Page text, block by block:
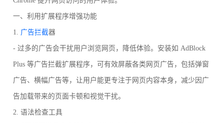
一、利用扩展程序增强功能
1. 广告拦截器
- 过多的广告会干扰用户浏览网页，降低体验。安装如 AdBlock
Plus 等广告拦截扩展程序，可有效屏蔽各类网页广告，包括弹窗
广告、横幅广告等，让用户能更专注于网页内容本身，减少因广
告加载带来的页面卡顿和视觉干扰。
2. 语法检查工具